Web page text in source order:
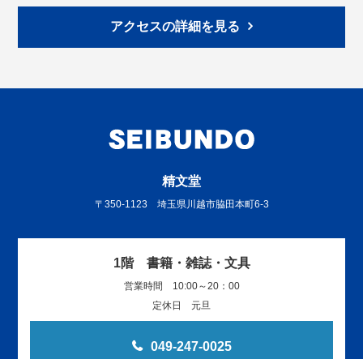
アクセスの詳細を見る
精文堂
〒350-1123 埼玉県川越市脇田本町6-3
1階 書籍・雑誌・文具
営業時間 10:00～20：00
定休日 元旦
049-247-0025